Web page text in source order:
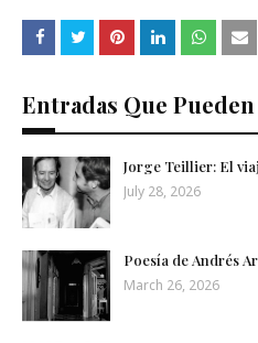
Entradas Que
Jorge Teillier: El
July 28, 2026
Poesía de Andrés
March 26, 2026